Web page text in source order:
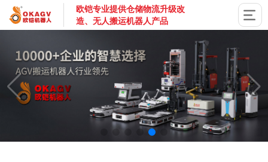
欧铠专业提供仓储物流升级改
造、无人搬运机器人产品